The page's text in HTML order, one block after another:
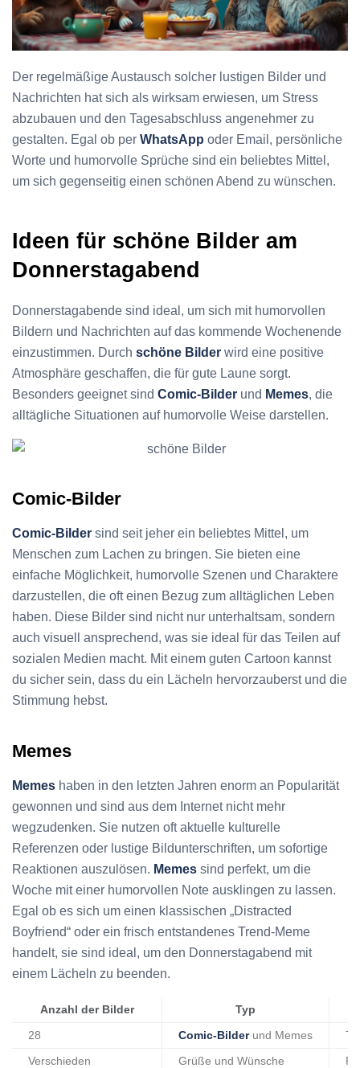
Der regelmäßige Austausch solcher lustigen Bilder und
Nachrichten hat sich als wirksam erwiesen, um Stress
abzubauen und den Tagesabschluss angenehmer zu
gestalten. Egal ob per WhatsApp oder Email, persönliche
Worte und humorvolle Sprüche sind ein beliebtes Mittel,
um sich gegenseitig einen schönen Abend zu wünschen.
Ideen für schöne Bilder am
Donnerstagabend
Donnerstagabende sind ideal, um sich mit humorvollen
Bildern und Nachrichten auf das kommende Wochenende
einzustimmen. Durch schöne Bilder wird eine positive
Atmosphäre geschaffen, die für gute Laune sorgt.
Besonders geeignet sind Comic-Bilder und Memes, die
alltägliche Situationen auf humorvolle Weise darstellen.
Comic-Bilder
Comic-Bilder sind seit jeher ein beliebtes Mittel, um
Menschen zum Lachen zu bringen. Sie bieten eine
einfache Möglichkeit, humorvolle Szenen und Charaktere
darzustellen, die oft einen Bezug zum alltäglichen Leben
haben. Diese Bilder sind nicht nur unterhaltsam, sondern
auch visuell ansprechend, was sie ideal für das Teilen auf
sozialen Medien macht. Mit einem guten Cartoon kannst
du sicher sein, dass du ein Lächeln hervorzauberst und die
Stimmung hebst.
Memes
Memes haben in den letzten Jahren enorm an Popularität
gewonnen und sind aus dem Internet nicht mehr
wegzudenken. Sie nutzen oft aktuelle kulturelle
Referenzen oder lustige Bildunterschriften, um sofortige
Reaktionen auszulösen. Memes sind perfekt, um die
Woche mit einer humorvollen Note ausklingen zu lassen.
Egal ob es sich um einen klassischen „Distracted
Boyfriend“ oder ein frisch entstandenes Trend-Meme
handelt, sie sind ideal, um den Donnerstagabend mit
einem Lächeln zu beenden.
Anzahl der Bilder Typ
28 Comic-Bilderund Memes
Verschieden Grüße und Wünsche